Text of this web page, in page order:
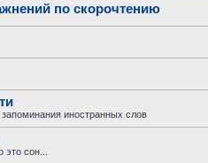
по скорочтению
иностранных слов
сон...